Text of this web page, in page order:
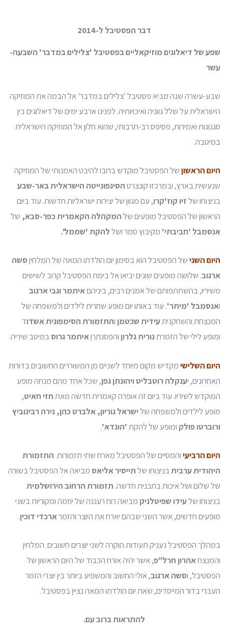
דבר הפסטיבל ל-2014
שפע של דיאלוגים מוזיקאליים בפסטיבל 'צלילים במדבר' השבעה-
עשר
שבע-עשרה שנה מביא פסטיבל 'צלילים במדבר' אל הבמה את המוזיקה
הישראלית על שלל גווניה ואיכויותיה. לפנינו ארבע ימים של דיאלוגים בין
סגנונות ואמירות, פסיפס רב-תרבותי, שהוא חלון אל המוזיקה הישראלית
במיטבה.
היום הראשוןשל הפסטיבל מוקדש ברובו להיבט האמנותי של המוזיקה
שנעשית בארץ, ובמרכזו קונצרטהסינפונייטה הישראלית באר-שבע
בניצוחו שלזיו קוז'קרו, עם מגוון של יצירות ישראליות חדשות. עוד ביום
הראשון של הפסטיבל מופעים שלהמקהלה הקאמרית כפר-סבא, של
אנסמבל 'חביבתי' מקיבוץ סמר ושללהקת 'שממל'.
היום השנישל הפסטיבל הוא בסימון יום הולדתו המאה של המלחיןסשה
ארגוב. שלושה מופעים שונים יביאו אל בימת הפסטיבל קרוב לשישים
משיריו, בהשתתפותם של אמנים רבים, ביניהםאיתמר וגבי ארגוב
ואנסמבל 'מיתר'. עוד באותו יום מופע שחרית לילדים ולמשפחה של
המנצחת והשחקניתעידית שכטמן והתזמורת הסימפונית אשדוד
ומופע לילי של הזמרתנורית גלרון והפסנתרןאיתמר גרוסבמיטב שיריה.
היום השלישימקדיש מקום מיוחד לשניים מן המשוררים החשובים בדורות
האחרונים, יענקלה רוטבליט ויהונתן גפן, שכל אחד מהם מנחה מופע
המוקדש לשיריו. עוד ביום זה אופרה קאמרית חדשה מאתחזי חאיט,
מופע לילדים ולמשפחה שלישראל גוריון, אלברט כהן, נירה רבינוביץ
ורוברטו פולק ומופע של להקת'הונדא'.
היום הרביעיוהמסיים של הפסטיבל מארח שתי תזמורות. התזמורת
היהודית ערביתבניצוחו שלתייסיר אליאס מביאה אל הפסטיבל בשורה
של שלום ושל איכות בתכנית חדשה. תזמורת הרחוב הירושלמית
בניצוחו שלעידו שפיטלניק מביאה רוח רעננה של יוזמה ומקוריות בשני
מופעים חדשים, אשר השני שבהם יארח את היוצר והזמרארכדי דוכין.
במהלך הפסטיבל נעניק תעודות הוקרה לשני יוצרים חשובים. המלחין
והמנצחאהרון חרל"פ, אשר יהיה אורח הכבוד של היום הראשון של
הפסטיבל, וסשה ארגוב, אולי החשוב והמשפיע ביותר בין יוצרי הזמר
העברי בדור המייסדים, שאת יום הולדתו המאה נציין בפסטיבל.
להתראות ברוב עם.